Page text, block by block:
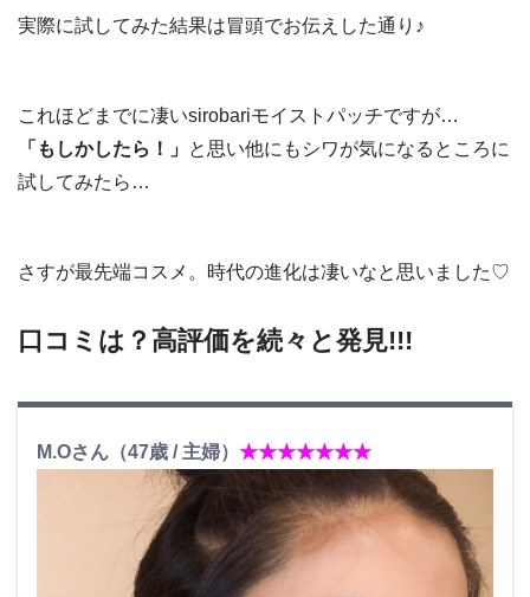
実際に試してみた結果は冒頭でお伝えした通り♪
これほどまでに凄いsirobariモイストパッチですが…
「もしかしたら！」 と思い他にもシワが気になるところに
試してみたら…
さすが最先端コスメ。時代の進化は凄いなと思いました♡
口コミは？高評価を続々と発見!!!
M.Oさん（47歳 / 主婦） ★★★★★★★